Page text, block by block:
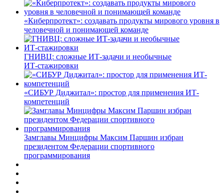
«Киберпротект»: создавать продукты мирового уровня в
человечной и понимающей команде
ГНИВЦ: сложные ИТ‑задачи и необычные
ИТ‑стажировки
«СИБУР Диджитал»: простор для применения ИТ-
компетенций
Замглавы Минцифры Максим Паршин избран
президентом Федерации спортивного
программирования